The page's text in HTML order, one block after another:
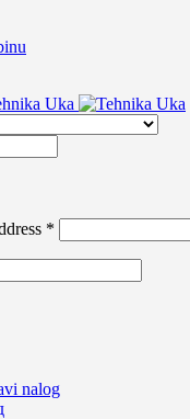
*
nalog